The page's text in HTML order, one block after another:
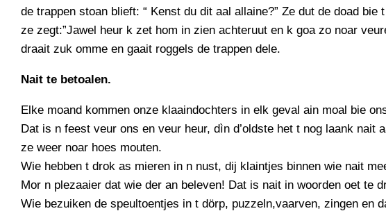
PERSBERICHT
SCHRIEFWEDSTRIED
FLYER
STRIPS
TIEDSCHRIFT
TENEEL
VERHOALEN
de trappen stoan blieft: “ Kenst du dit aal allaine?” Ze dut de doad bie
ze zegt:”Jawel heur k zet hom in zien achteruut en k goa zo noar
draait zuk omme en gaait roggels de trappen dele.
Nait te betoalen.
Elke moand kommen onze klaaindochters in elk geval ain moal bie
Dat is n feest veur ons en veur heur, dìn d’oldste het t nog laank nait
ze weer noar hoes mouten.
Wie hebben t drok as mieren in n nust, dij klaintjes binnen wie nait
Mor n plezaaier dat wie der an beleven! Dat is nait in woorden oet te
Wie bezuiken de speultoentjes in t dörp, puzzeln,vaarven, zingen en